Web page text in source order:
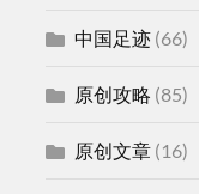
中国足迹 (66)
原创攻略 (85)
原创文章 (16)